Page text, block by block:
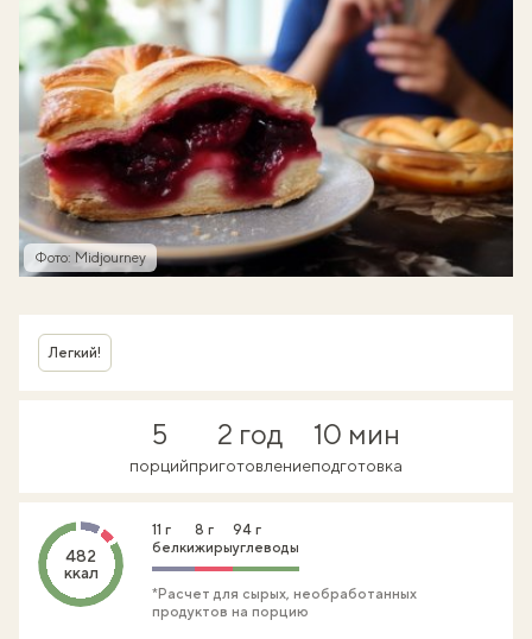
Фото: Midjourney
Легкий!
5
порций
2 год
приготовление
10 мин
подготовка
482
ккал
11 г
белки
8 г
жиры
94 г
углеводы
*Расчет для сырых, необработанных
продуктов на порцию